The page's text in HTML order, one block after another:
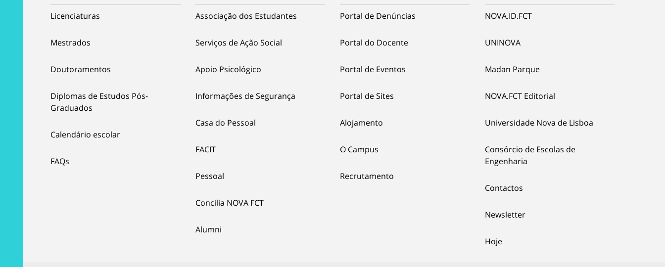
Licenciaturas
Mestrados
Doutoramentos
Diplomas de Estudos Pós-
Graduados
Calendário escolar
FAQs
Associação dos Estudantes
Serviços de Ação Social
Apoio Psicológico
Informações de Segurança
Casa do Pessoal
FACIT
Pessoal
Concilia NOVA FCT
Alumni
Portal de Denúncias
Portal do Docente
Portal de Eventos
Portal de Sites
Alojamento
O Campus
Recrutamento
NOVA.ID.FCT
UNINOVA
Madan Parque
NOVA.FCT Editorial
Universidade Nova de Lisboa
Consórcio de Escolas de
Engenharia
Contactos
Newsletter
Hoje